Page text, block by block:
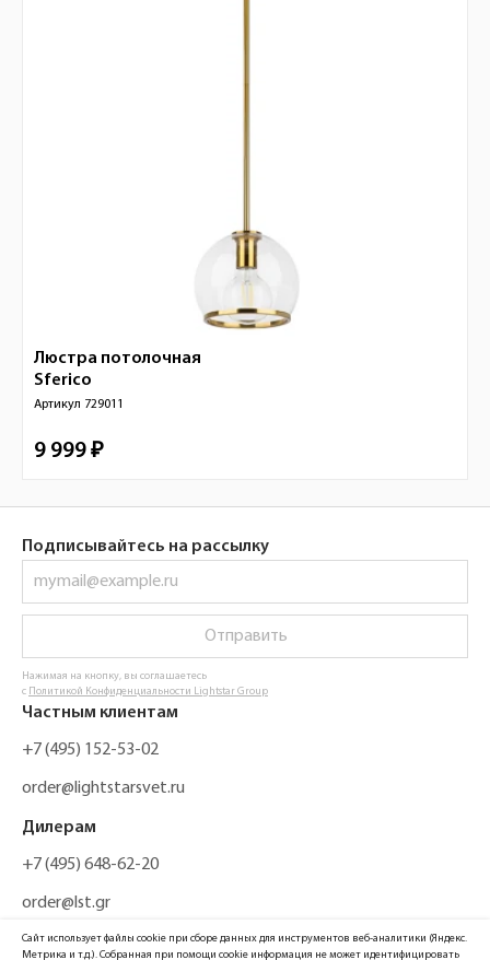
Люстра потолочная
Sferico
Артикул 729011
9 999 ₽
Подписывайтесь на рассылку
Отправить
Нажимая на кнопку, вы соглашаетесь
с Политикой Конфиденциальности Lightstar Group
Частным клиентам
+7 (495) 152-53-02
order@lightstarsvet.ru
Дилерам
+7 (495) 648-62-20
order@lst.gr
Сайт использует файлы cookie при сборе данных для инструментов веб-аналитики (Яндекс.
Метрика и т.д.). Собранная при помощи cookie информация не может идентифицировать